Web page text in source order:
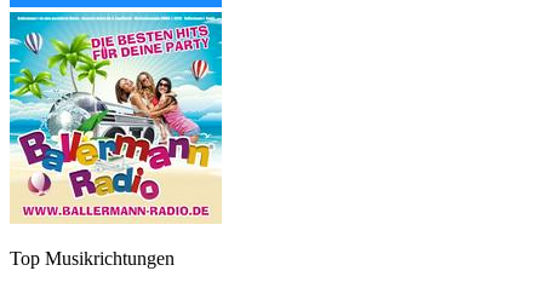
Top Musikrichtungen